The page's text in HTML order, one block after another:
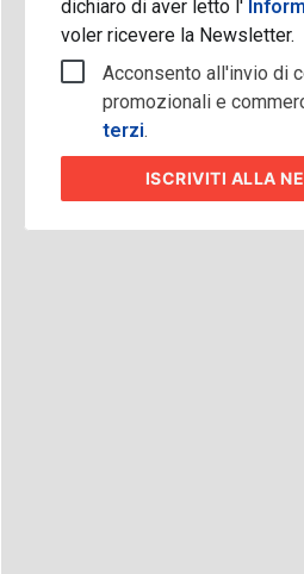
dichiaro di aver letto l'
voler ricevere la Newsletter.
Acconsento all'invio di
promozionali e
terzi.
ISCRIVITI ALLA